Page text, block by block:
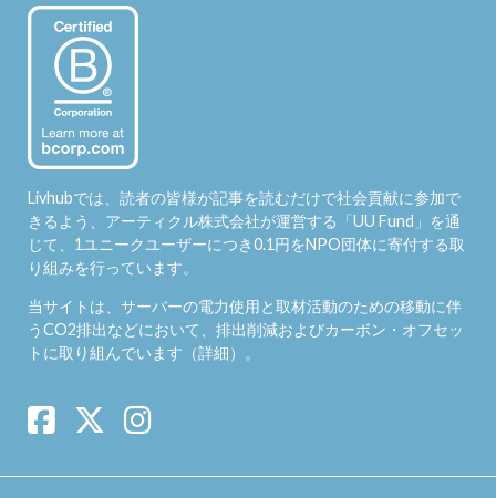
Livhubでは、読者の皆様が記事を読むだけで社会貢献に参加で
きるよう、アーティクル株式会社が運営する「UU Fund 」を通
じて、1ユニークユーザーにつき0.1円をNPO団体に寄付する取
り組みを行っています。
当サイトは、サーバーの電力使用と取材活動のための移動に伴
うCO2排出などにおいて、排出削減およびカーボン・オフセッ
トに取り組んでいます（詳細）。